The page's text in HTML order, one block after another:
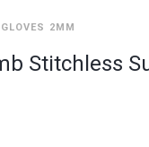
2MM
Stitchless